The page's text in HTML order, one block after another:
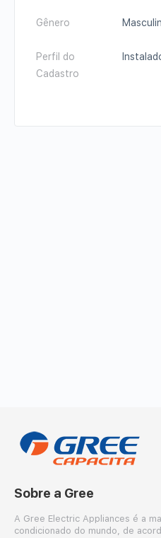
Gênero
Perfil do
Cadastro
Sobre a Gree
A Gree Electric Appliances é a
condicionado do mundo, de